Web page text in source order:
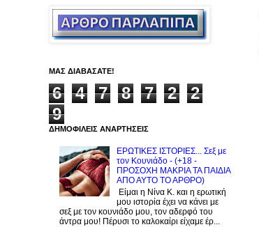
ΜΑΣ ΔΙΑΒΑΣΑΤΕ!
6 4 7 8 7 2
2
9
ΔΗΜΟΦΙΛΕΙΣ ΑΝΑΡΤΗΣΕΙΣ
ΕΡΩΤΙΚΕΣ ΙΣΤΟΡΙΕΣ... Σεξ με
τον Kουνιάδο - (+18 -
ΠΡΟΣΟΧΗ ΜΑΚΡΙΑ ΤΑ ΠΑΙΔΙΑ
ΑΠΟ ΑΥΤΟ ΤΟ ΑΡΘΡΟ)
Είμαι η Νίνα Κ. και η ερωτική
μου ιστορία έχει να κάνει με
σεξ με τον κουνιάδο μου, τον αδερφό του
άντρα μου! Πέρυσι το καλοκαίρι είχαμε έρ...